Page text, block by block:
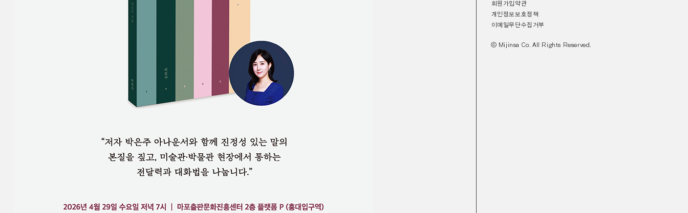
회원가입약관
개인정보보호정책
이메일무단수집거부
ⓒ Mijinsa Co. All Rights Reserved.